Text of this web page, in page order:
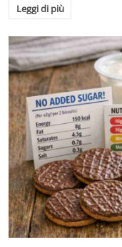
Leggi di più